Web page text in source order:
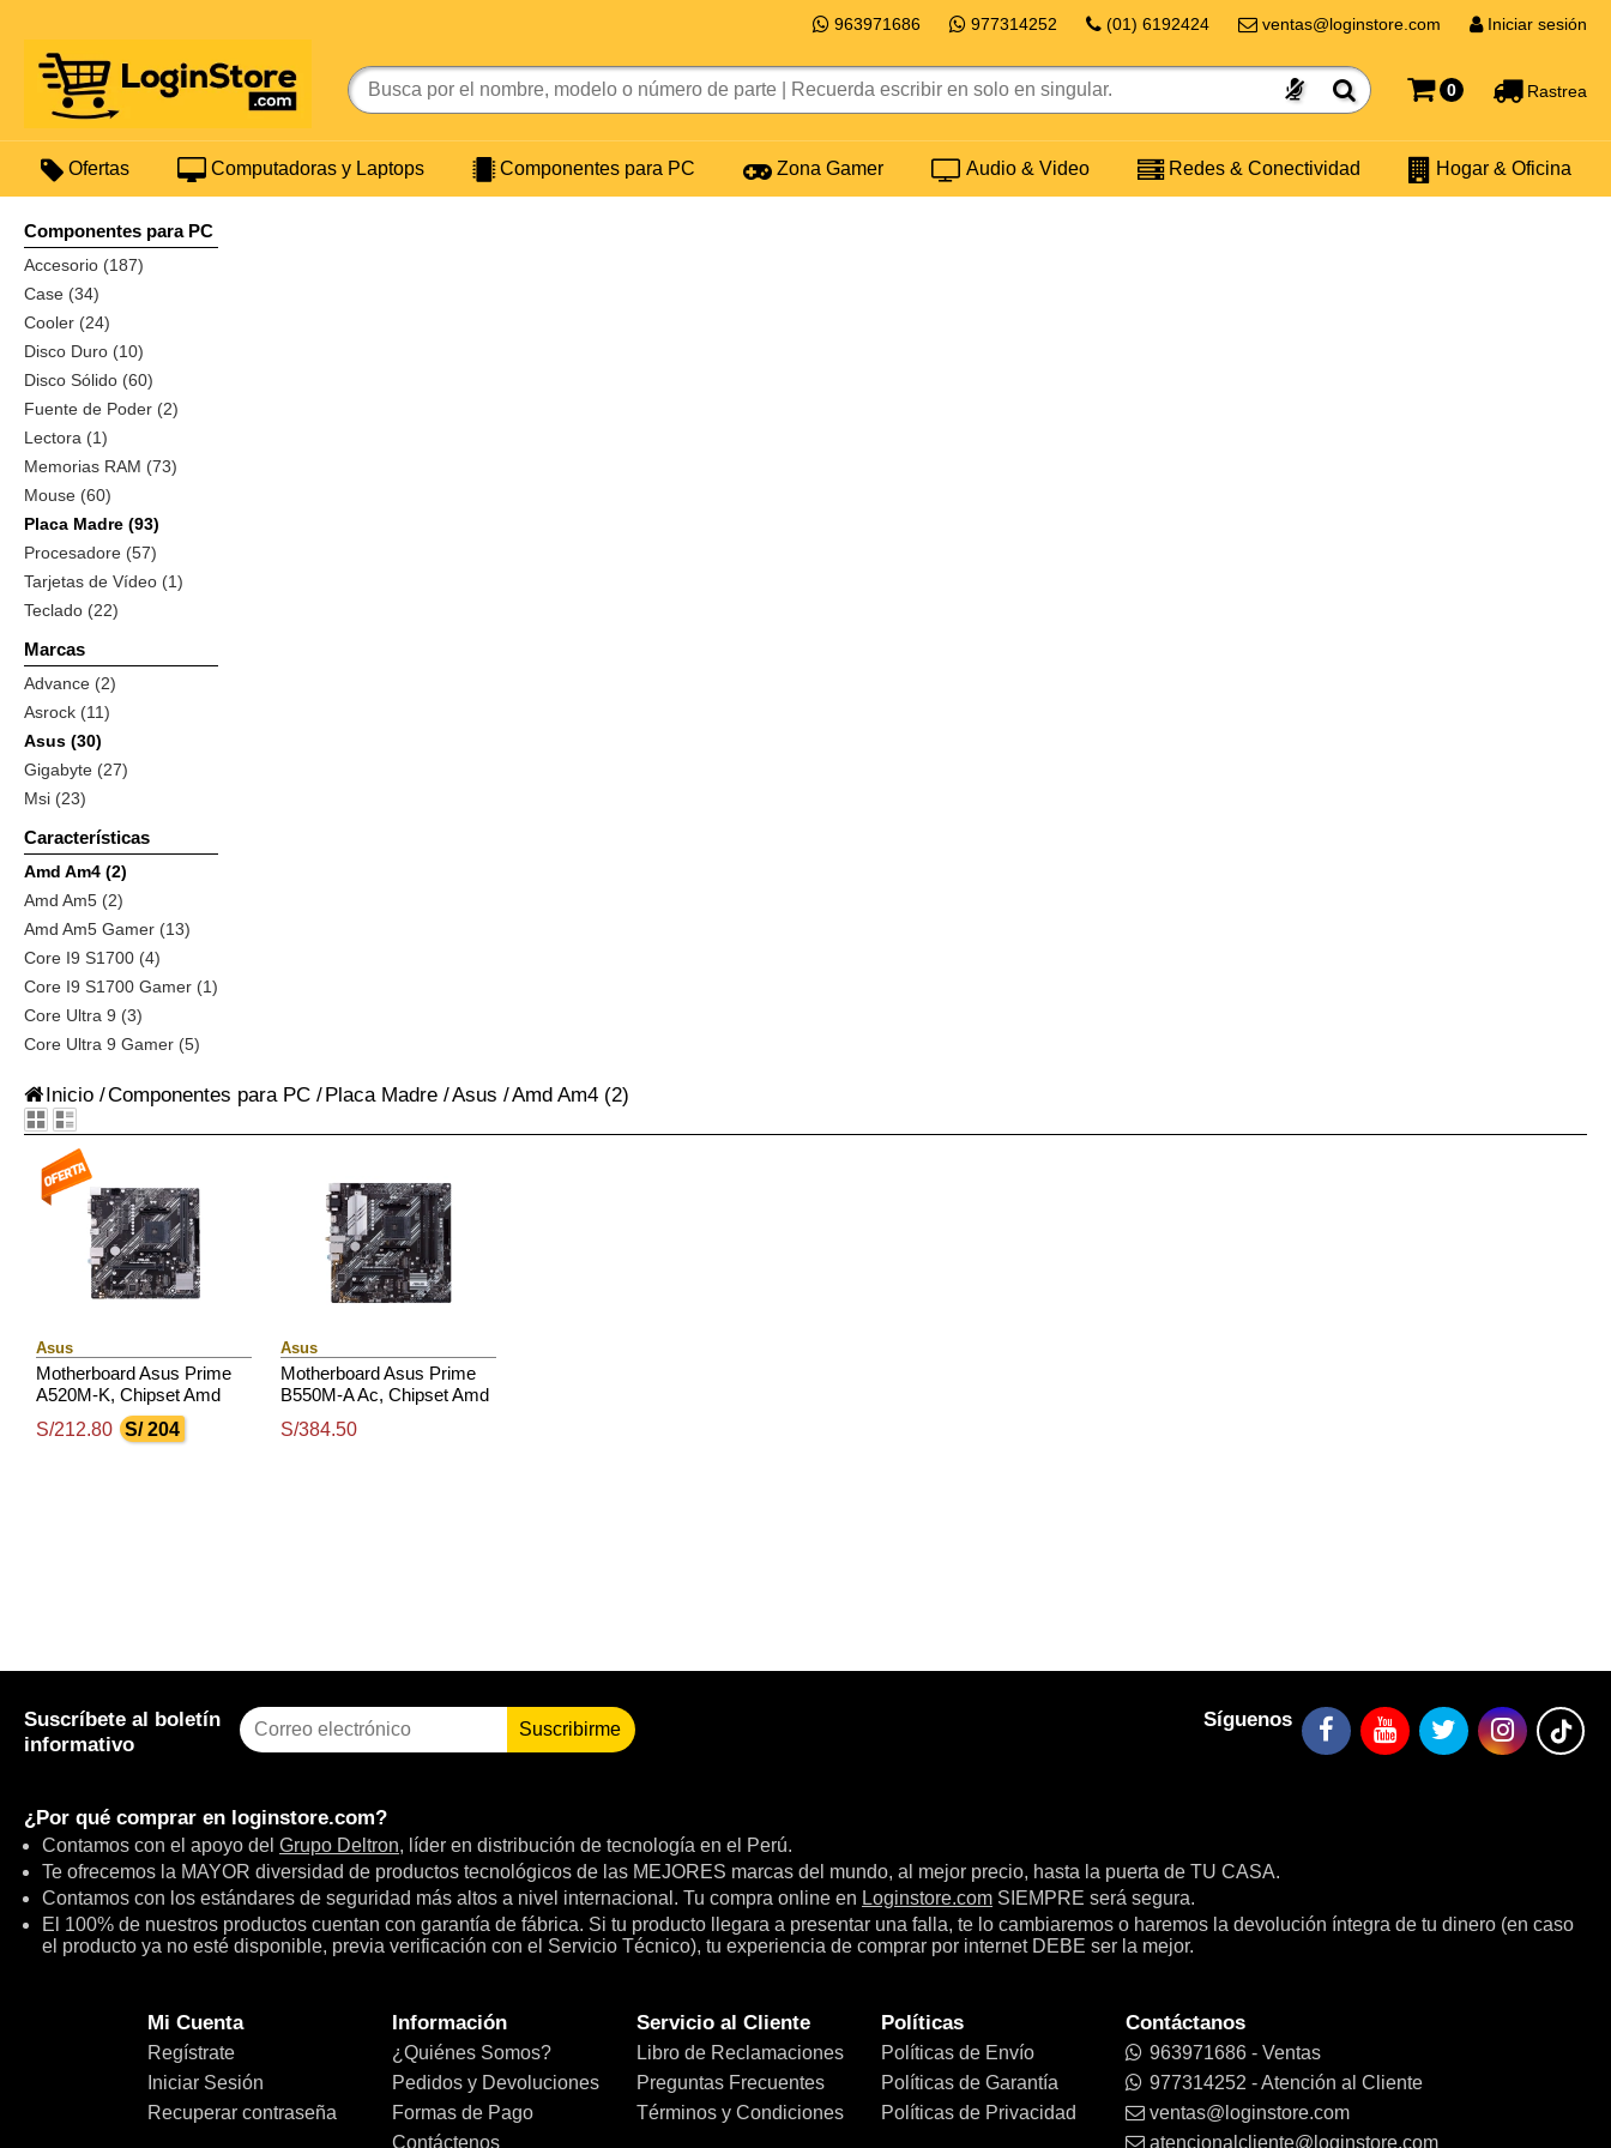
963971686 977314252 (01) 6192424 ventas@loginstore.com Iniciar sesión
0 Rastrea
Ofertas Computadoras y Laptops Componentes para PC Zona Gamer Audio & Video Redes & Conectividad Hogar & Oficina
Componentes para PC
Accesorio (187)
Case (34)
Cooler (24)
Disco Duro (10)
Disco Sólido (60)
Fuente de Poder (2)
Lectora (1)
Memorias RAM (73)
Mouse (60)
Placa Madre (93)
Procesadore (57)
Tarjetas de Vídeo (1)
Teclado (22)
Marcas
Advance (2)
Asrock (11)
Asus (30)
Gigabyte (27)
Msi (23)
Características
Amd Am4 (2)
Amd Am5 (2)
Amd Am5 Gamer (13)
Core I9 S1700 (4)
Core I9 S1700 Gamer (1)
Core Ultra 9 (3)
Core Ultra 9 Gamer (5)
Inicio /Componentes para PC /Placa Madre /Asus /Amd Am4 (2)
Asus
Motherboard Asus Prime
A520M-K, Chipset Amd
A520, Socket Amd Am4,
Micro Atx
S/212.80 S/ 204
Asus
Motherboard Asus Prime
B550M-A Ac, Chipset Amd
Matx
S/384.50
Suscríbete al boletín
informativo
Suscribirme Síguenos
¿Por qué comprar en loginstore.com?
Contamos con el apoyo del Grupo Deltron, líder en distribución de tecnología en el Perú.
Te ofrecemos la MAYOR diversidad de productos tecnológicos de las MEJORES marcas del mundo, al mejor precio, hasta la puerta de TU CASA.
Contamos con los estándares de seguridad más altos a nivel internacional. Tu compra online en Loginstore.com SIEMPRE será segura.
El 100% de nuestros productos cuentan con garantía de fábrica. Si tu producto llegara a presentar una falla, te lo cambiaremos o haremos la devolución íntegra de tu dinero (en caso
el producto ya no esté disponible, previa verificación con el Servicio Técnico), tu experiencia de comprar por internet DEBE ser la mejor.
Mi Cuenta
Regístrate
Iniciar Sesión
Recuperar contraseña
Información
¿Quiénes Somos?
Pedidos y Devoluciones
Formas de Pago
Contáctenos
Servicio al Cliente
Libro de Reclamaciones
Preguntas Frecuentes
Términos y Condiciones
Políticas
Políticas de Envío
Políticas de Garantía
Políticas de Privacidad
Contáctanos
963971686 - Ventas
977314252 - Atención al Cliente
ventas@loginstore.com
atencionalcliente@loginstore.com